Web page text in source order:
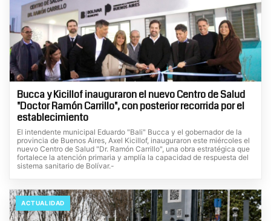
Bucca y Kicillof inauguraron el nuevo Centro de Salud
"Doctor Ramón Carrillo", con posterior recorrida por el
establecimiento
El intendente municipal Eduardo "Bali" Bucca y el gobernador de la
provincia de Buenos Aires, Axel Kicillof, inauguraron este miércoles el
nuevo Centro de Salud "Dr. Ramón Carrillo", una obra estratégica que
fortalece la atención primaria y amplía la capacidad de respuesta del
sistema sanitario de Bolívar.-
ACTUALIDAD